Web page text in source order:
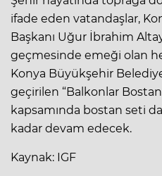
ifade eden vatandaşlar,
Başkanı Uğur İbrahim
geçmesinde emeği olan
Konya Büyükşehir
geçirilen “Balkonlar
kapsamında bostan seti
kadar devam edecek.
Kaynak: IGF